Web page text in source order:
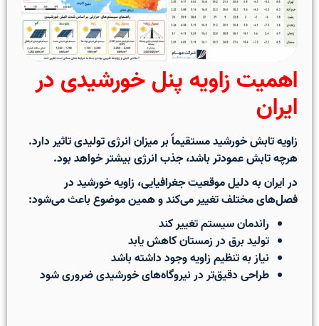
اهمیت زاویه پنل خورشیدی در
ایران
زاویه تابش خورشید مستقیماً بر میزان انرژی تولیدی تاثیر دارد.
هرچه تابش عمودتر باشد، جذب انرژی بیشتر خواهد بود.
در ایران به دلیل موقعیت جغرافیایی، زاویه خورشید در
فصل‌های مختلف تغییر می‌کند و همین موضوع باعث می‌شود:
راندمان سیستم تغییر کند
تولید برق در زمستان کاهش یابد
نیاز به تنظیم زاویه وجود داشته باشد
طراحی دقیق‌تر در نیروگاه‌های خورشیدی ضروری شود